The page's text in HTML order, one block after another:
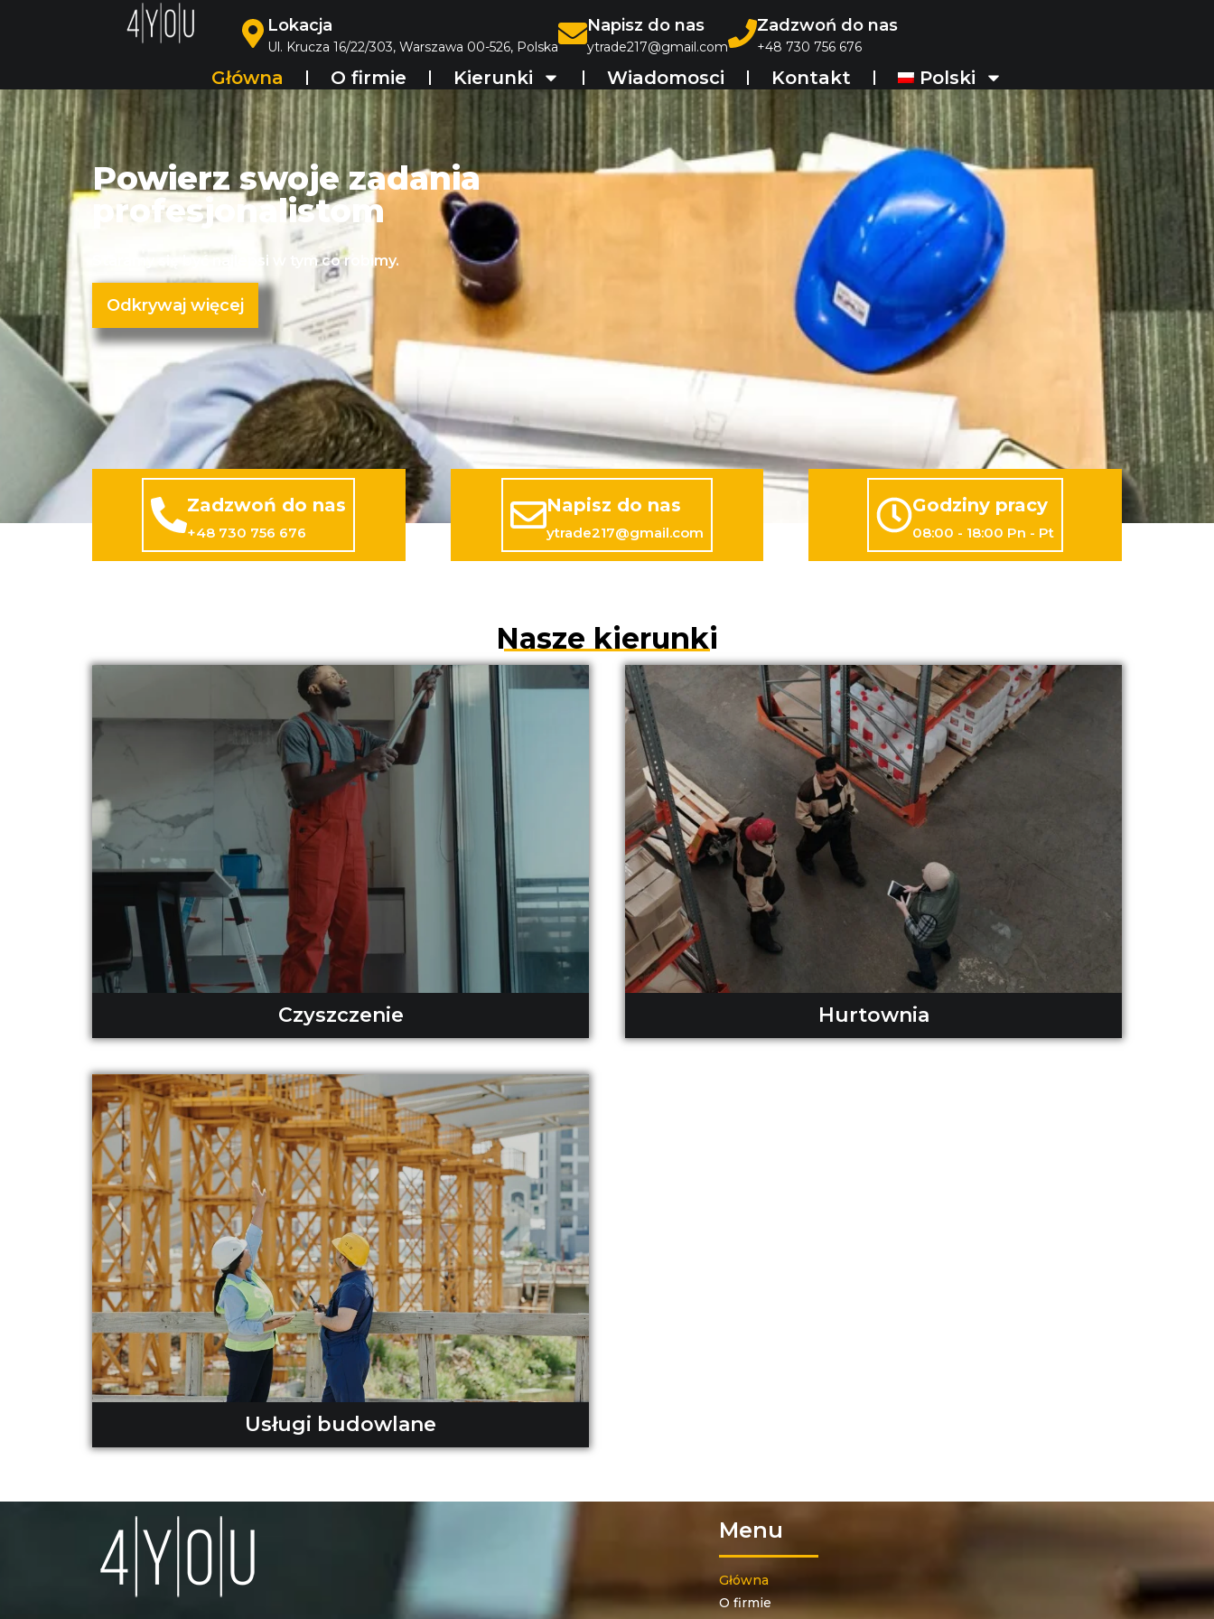
Lokacja
Ul. Krucza 16/22/303, Warszawa 00-526, Polska
Napisz do nas
ytrade217@gmail.com
Zadzwoń do nas
+48 730 756 676
Główna O firmie Kierunki Wiadomosci Kontakt Polski
Powierz swoje zadania
profesjonalistom
Staramy się być najlepsi w tym co robimy.
Odkrywaj więcej
Zadzwoń do nas
+48 730 756 676
Napisz do nas
ytrade217@gmail.com
Godziny pracy
08:00 - 18:00 Pn - Pt
Nasze kierunki
Czyszczenie Hurtownia
Usługi budowlane
Menu
Główna
O firmie